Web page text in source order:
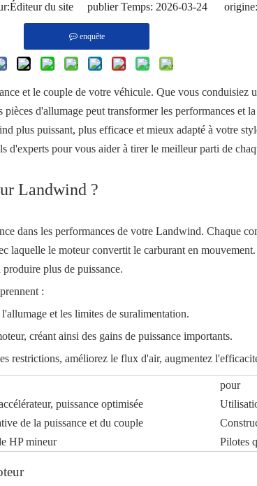
du site publier Temps: 2026-03-24 origine:
enquête
et le couple de votre véhicule. Que vous
pièces d'allumage peut transformer les performances et
plus puissant, plus efficace et mieux adapté à votre
d'experts pour vous aider à tirer le meilleur parti de
Landwind ?
dans les performances de votre Landwind. Chaque
laquelle le moteur convertit le carburant en
plus de puissance.
:
et les limites de suralimentation.
créant ainsi des gains de puissance importants.
restrictions, améliorez le flux d'air, augmentez
pour
puissance optimisée
de la puissance et du couple
HP mineur Pilotes